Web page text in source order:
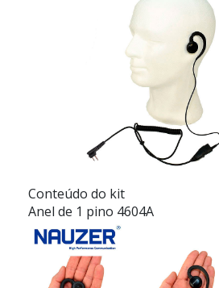
Conteúdo do kit
Anel de 1 pino 4604A